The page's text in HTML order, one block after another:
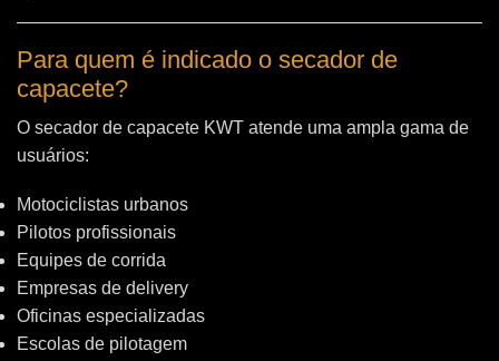
Para quem é indicado o secador de
capacete?
O secador de capacete KWT atende uma ampla gama de
usuários:
Motociclistas urbanos
Pilotos profissionais
Equipes de corrida
Empresas de delivery
Oficinas especializadas
Escolas de pilotagem